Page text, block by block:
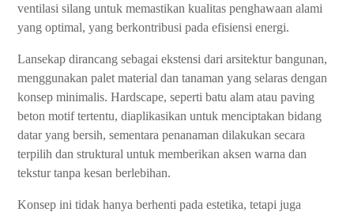
ventilasi silang untuk memastikan kualitas penghawaan alami
yang optimal, yang berkontribusi pada efisiensi energi.
Lansekap dirancang sebagai ekstensi dari arsitektur bangunan,
menggunakan palet material dan tanaman yang selaras dengan
konsep minimalis. Hardscape, seperti batu alam atau paving
beton motif tertentu, diaplikasikan untuk menciptakan bidang
datar yang bersih, sementara penanaman dilakukan secara
terpilih dan struktural untuk memberikan aksen warna dan
tekstur tanpa kesan berlebihan.
Konsep ini tidak hanya berhenti pada estetika, tetapi juga